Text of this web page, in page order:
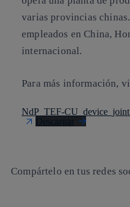
varias provincias
empleados en China,
internacional.
Para más información,
NdP_TEF-
Descargar
Compártelo en tus redes